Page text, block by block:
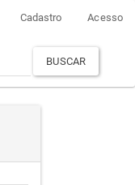
Cadastro Acesso
BUSCAR